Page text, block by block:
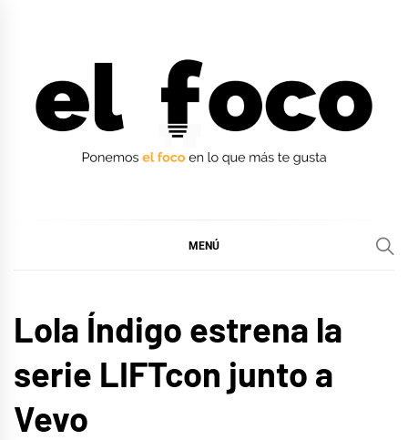
MENÚ
Lola Índigo estrena la
serie LIFTcon junto a
Vevo